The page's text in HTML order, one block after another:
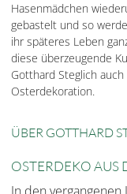
Hasenmädchen
gebastelt und so
ihr späteres Leben
diese überzeugende
Gotthard Steglich
Osterdekoration.
ÜBER GOTTHARD
OSTERDEKO AUS